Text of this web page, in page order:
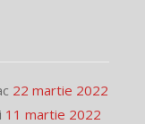
22 martie 2022
11 martie 2022